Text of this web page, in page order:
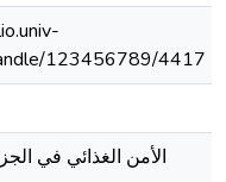
123456789/4417
الأمن الغذائي في